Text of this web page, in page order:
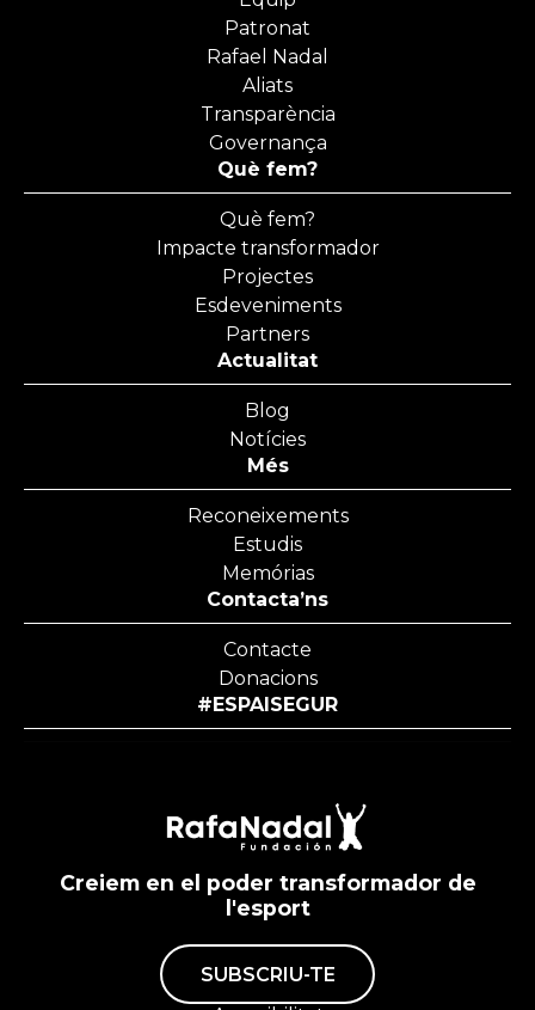
Patronat
Rafael Nadal
Aliats
Transparència
Governança
Què fem?
Què fem?
Impacte transformador
Projectes
Esdeveniments
Partners
Actualitat
Blog
Notícies
Més
Reconeixements
Estudis
Memórias
Contacta’ns
Contacte
Donacions
#ESPAISEGUR
Creiem en el poder transformador de
l'esport
SUBSCRIU-TE